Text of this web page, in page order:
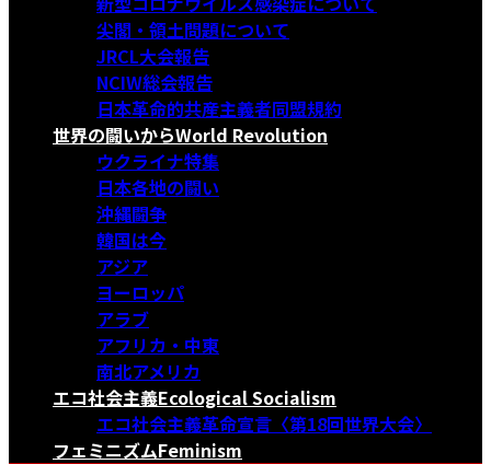
尖閣・領土問題について
JRCL大会報告
NCIW総会報告
日本革命的共産主義者同盟規約
世界の闘いからWorld Revolution
ウクライナ特集
日本各地の闘い
沖縄闘争
韓国は今
アジア
ヨーロッパ
アラブ
アフリカ・中東
南北アメリカ
エコ社会主義Ecological Socialism
エコ社会主義革命宣言〈第18回世界大会〉
フェミニズムFeminism